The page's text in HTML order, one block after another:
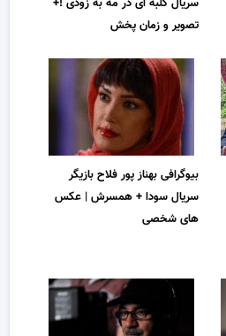
سریال کلبه ای در مه به زودی !+
تصویر و زمان پخش
بیوگرافی بهناز پور فلاح بازیگر
سریال سودا + همسرش | عکس
های شخصی